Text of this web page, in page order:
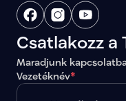
Csatlakozz a
Maradjunk
Vezetéknév*